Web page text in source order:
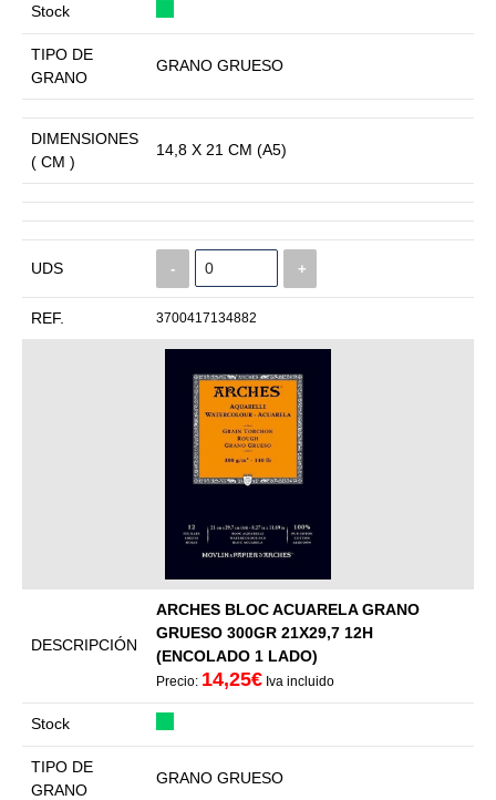
Stock
TIPO DE
GRANO
GRANO GRUESO
DIMENSIONES
( CM )
14,8 X 21 CM (A5)
UDS - +
REF. 3700417134882
DESCRIPCIÓN
ARCHES BLOC ACUARELA GRANO
GRUESO 300GR 21X29,7 12H
(ENCOLADO 1 LADO)
Precio: 14,25€ Iva incluido
Stock
TIPO DE
GRANO
GRANO GRUESO